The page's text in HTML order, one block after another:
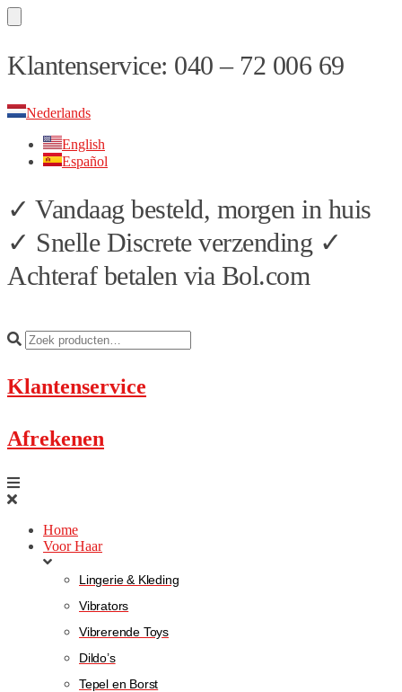
Skip
to
Skip
to
Klantenservice: 040 – 72 006 69
Nederlands
English
Español
✓ Vandaag besteld, morgen in huis
✓ Snelle Discrete verzending ✓
Achteraf betalen via Bol.com
Klantenservice
Afrekenen
Home
Voor Haar
Lingerie & Kleding
Vibrators
Vibrerende Toys
Dildo’s
Tepel en Borst